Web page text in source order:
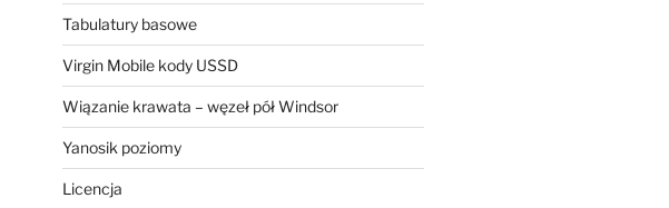
Tabulatury basowe
Virgin Mobile kody USSD
Wiązanie krawata – węzeł pół Windsor
Yanosik poziomy
Licencja